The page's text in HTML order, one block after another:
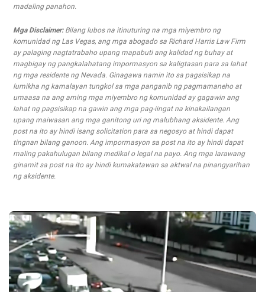
madaling panahon.
Mga Disclaimer:Bilang lubos na itinuturing na mga miyembro ng
komunidad ng Las Vegas, ang mga abogado sa Richard Harris Law Firm
ay palaging nagtatrabaho upang mapabuti ang kalidad ng buhay at
magbigay ng pangkalahatang impormasyon sa kaligtasan para sa lahat
ng mga residente ng Nevada. Ginagawa namin ito sa pagsisikap na
lumikha ng kamalayan tungkol sa mga panganib ng pagmamaneho at
umaasa na ang aming mga miyembro ng komunidad ay gagawin ang
lahat ng pagsisikap na gawin ang mga pag-iingat na kinakailangan
upang maiwasan ang mga ganitong uri ng malubhang aksidente. Ang
post na ito ay hindi isang solicitation para sa negosyo at hindi dapat
tingnan bilang ganoon. Ang impormasyon sa post na ito ay hindi dapat
maling pakahulugan bilang medikal o legal na payo. Ang mga larawang
ginamit sa post na ito ay hindi kumakatawan sa aktwal na pinangyarihan
ng aksidente.